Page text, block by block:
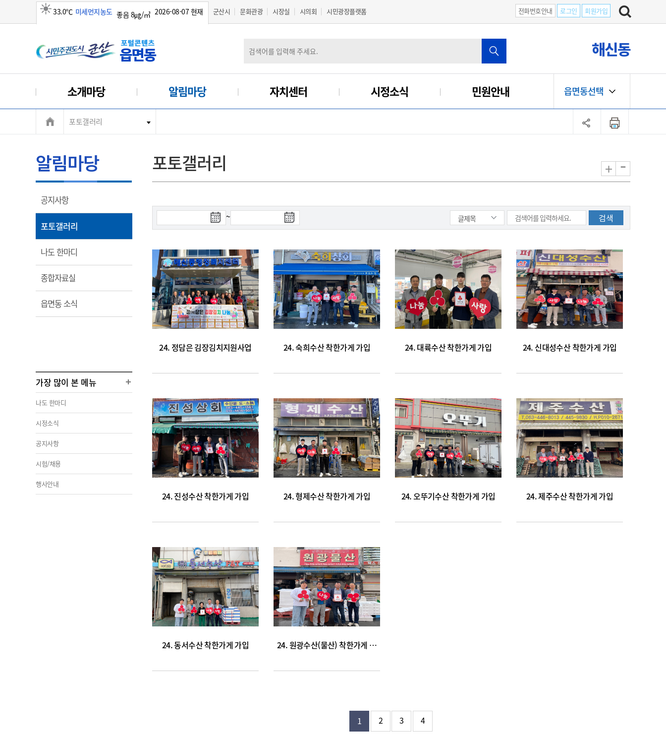
33.0℃ 미세먼지농도 좋음 8㎍/㎥ 2026-08-07 현재 군산시 문화관광 시장실 시의회 시민광장플랫폼 전화번호안내 로그인 회원가입
해신동
소개마당 알림마당 자치센터 시정소식 민원안내 읍면동선택
포토갤러리
알림마당
공지사항열
림
포토갤러리
림
나도 한마디
림
종합자료실
림
읍면동 소식
림
가장 많이 본 메뉴
나도 한마디
시정소식
공지사항
시험/채용
행사안내
포토갤러리 + -
~
24. 정담은 김장김치지원사업 24. 숙희수산 착한가게 가입 24. 대륙수산 착한가게 가입 24. 신대성수산 착한가게 가입
24. 진성수산 착한가게 가입 24. 형제수산 착한가게 가입 24. 오뚜기수산 착한가게 가입 24. 제주수산 착한가게 가입
24. 동서수산 착한가게 가입 24. 원광수산(물산) 착한가게 가입
1 2 3 4